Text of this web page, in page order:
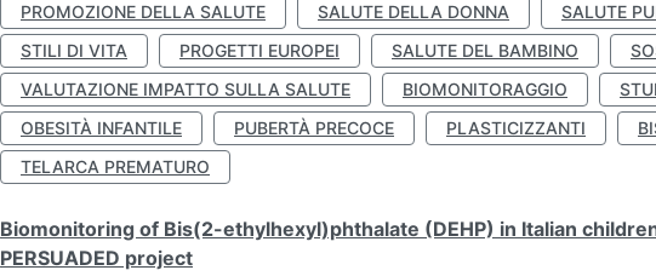
PROMOZIONE DELLA SALUTE
SALUTE DELLA DONNA SALUTE
STILI DI VITA
PROGETTI EUROPEI SALUTE DEL BAMBINO
VALUTAZIONE IMPATTO SULLA SALUTE
BIOMONITORAGGIO
OBESITÀ INFANTILE
PUBERTÀ PRECOCE PLASTICIZZANTI
TELARCA PREMATURO
Biomonitoring of Bis(2-ethylhexyl)phthalate (DEHP) in Italian
PERSUADED project